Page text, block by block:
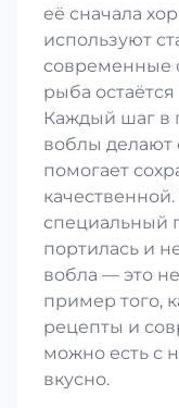
её сначала
используют
современные
рыба
Каждый шаг в
воблы делают
помогает
специальный
портилась и
вобла — это
пример того,
рецепты и
можно есть с
вкусно.